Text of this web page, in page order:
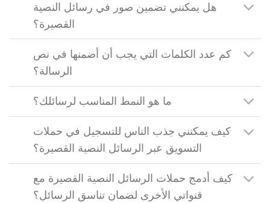
هل يمكنني تضمين صور في رسائل النصية
القصيرة؟
كم عدد الكلمات التي يجب أن أضمنها في نص
الرسالة؟
ما هو النمط المناسب لرسائلك؟
كيف يمكنني جذب الناس للتسجيل في حملات
التسويق عبر الرسائل النصية القصيرة؟
كيف أدمج حملات الرسائل النصية القصيرة مع
قنواتي الأخرى لضمان تناسق الرسائل؟